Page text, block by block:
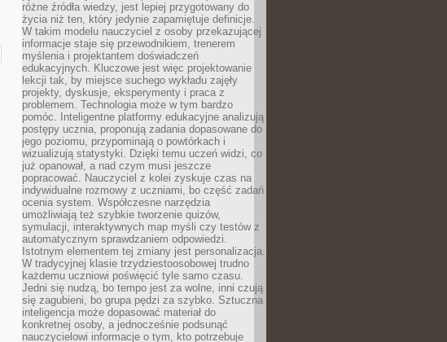
różne źródła wiedzy, jest lepiej przygotowany do
życia niż ten, który jedynie zapamiętuje definicje.
W takim modelu nauczyciel z osoby przekazującej
informacje staje się przewodnikiem, trenerem
myślenia i projektantem doświadczeń
edukacyjnych. Kluczowe jest więc projektowanie
lekcji tak, by miejsce suchego wykładu zajęły
projekty, dyskusje, eksperymenty i praca z
problemem. Technologia może w tym bardzo
pomóc. Inteligentne platformy edukacyjne analizują
postępy ucznia, proponują zadania dopasowane do
jego poziomu, przypominają o powtórkach i
wizualizują statystyki. Dzięki temu uczeń widzi, co
już opanował, a nad czym musi jeszcze
popracować. Nauczyciel z kolei zyskuje czas na
indywidualne rozmowy z uczniami, bo część zadań
ocenia system. Współczesne narzędzia
umożliwiają też szybkie tworzenie quizów,
symulacji, interaktywnych map myśli czy testów z
automatycznym sprawdzaniem odpowiedzi.
Istotnym elementem tej zmiany jest personalizacja.
W tradycyjnej klasie trzydziestoosobowej trudno
każdemu uczniowi poświęcić tyle samo czasu.
Jedni się nudzą, bo tempo jest za wolne, inni czują
się zagubieni, bo grupa pędzi za szybko. Sztuczna
inteligencja może dopasować materiał do
konkretnej osoby, a jednocześnie podsunąć
nauczycielowi informacje o tym, kto potrzebuje